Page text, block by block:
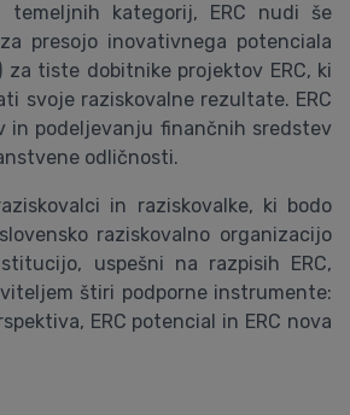
temeljnih kategorij, ERC nudi še
presojo inovativnega potenciala
tiste dobitnike projektov ERC, ki
svoje raziskovalne rezultate. ERC
in podeljevanju finančnih sredstev
odličnosti.
in raziskovalke, ki bodo
raziskovalno organizacijo
uspešni na razpisih ERC,
štiri podporne instrumente:
ERC potencial in ERC nova